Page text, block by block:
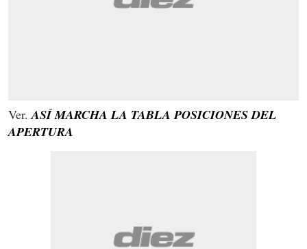
Ver.ASÍ MARCHA LA TABLA POSICIONES DEL
APERTURA